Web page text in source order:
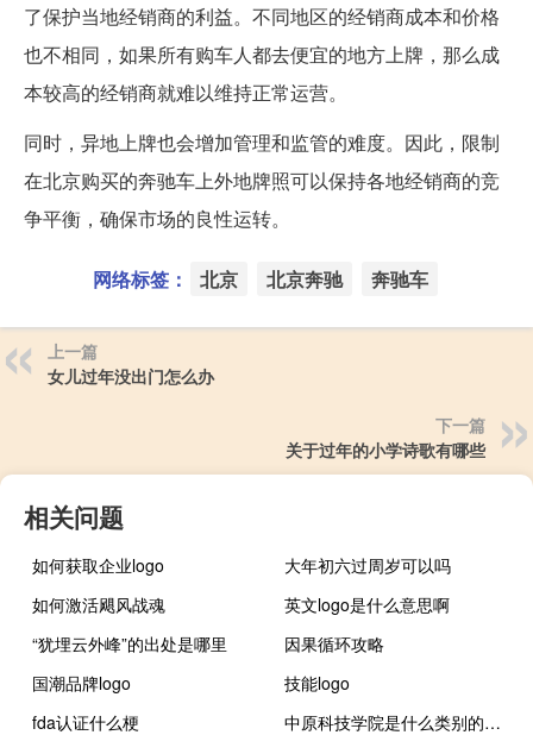
了保护当地经销商的利益。不同地区的经销商成本和价格
也不相同，如果所有购车人都去便宜的地方上牌，那么成
本较高的经销商就难以维持正常运营。
同时，异地上牌也会增加管理和监管的难度。因此，限制
在北京购买的奔驰车上外地牌照可以保持各地经销商的竞
争平衡，确保市场的良性运转。
网络标签： 北京 北京奔驰 奔驰车
上一篇
女儿过年没出门怎么办
下一篇
关于过年的小学诗歌有哪些
相关问题
如何获取企业logo
大年初六过周岁可以吗
如何激活飓风战魂
英文logo是什么意思啊
“犹埋云外峰”的出处是哪里
因果循环攻略
国潮品牌logo
技能logo
fda认证什么梗
中原科技学院是什么类别的学校